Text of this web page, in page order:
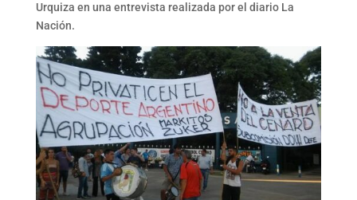
Urquiza en una entrevista realizada por el diario La
Nación.